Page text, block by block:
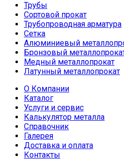
Трубы
Сортовой прокат
Трубопроводная арматура
Сетка
Алюминиевый
Бронзовый
Медный металлопрокат
Латунный металлопрокат
О Компании
Каталог
Услуги и сервис
Калькулятор металла
Справочник
Галерея
Доставка и оплата
Контакты